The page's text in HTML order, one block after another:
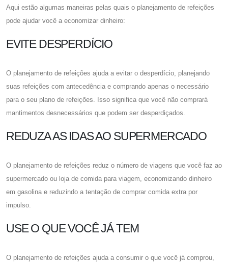
Aqui estão algumas maneiras pelas quais o planejamento de refeições
pode ajudar você a economizar dinheiro:
EVITE DESPERDÍCIO
O planejamento de refeições ajuda a evitar o desperdício, planejando
suas refeições com antecedência e comprando apenas o necessário
para o seu plano de refeições. Isso significa que você não comprará
mantimentos desnecessários que podem ser desperdiçados.
REDUZA AS IDAS AO SUPERMERCADO
O planejamento de refeições reduz o número de viagens que você faz ao
supermercado ou loja de comida para viagem, economizando dinheiro
em gasolina e reduzindo a tentação de comprar comida extra por
impulso.
USE O QUE VOCÊ JÁ TEM
O planejamento de refeições ajuda a consumir o que você já comprou,